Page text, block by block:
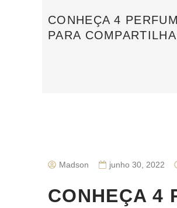
CONHEÇA 4
PARA
Madson junho 30, 2022
CONHEÇA 4